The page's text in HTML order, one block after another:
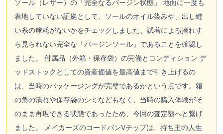
ソール（レザー）の「完全なるバージン状態」 地面に一度も
着地していない証拠として、ソールのオイル染みや、出し縫
い糸の摩耗がないかをチェックしました。試着による擦れす
ら見られない完全な「バージンソール」であることを確認し
ました。 付属品（外箱・保存袋）の完備とコンディション デ
ッドストックとしての資産価値を最高値まで引き上げるの
は、当時のパッケージングが完璧であるかという点です。箱
の角の潰れや保存袋のシミなどもなく、当時の購入体験がそ
のまま再現できる状態であったため、今回の査定額へと繋げ
ました。 メイカーズのコードバンVチップは、持ち主の人生